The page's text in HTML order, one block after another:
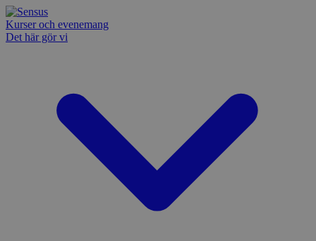
Kurser och evenemang
Det här gör vi